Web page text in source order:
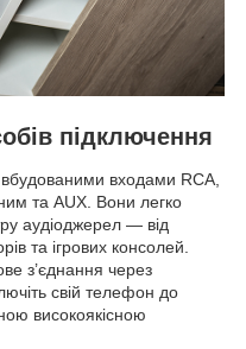
підключення
входами RCA,
та AUX. Вони легко
аудіоджерел — від
та ігрових консолей.
з’єднання через
свій телефон до
високоякісною